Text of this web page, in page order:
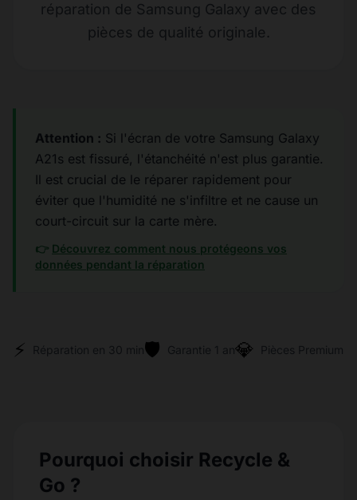
réparation de Samsung Galaxy avec des
pièces de qualité originale.
Attention : Si l'écran de votre Samsung Galaxy
A21s est fissuré, l'étanchéité n'est plus garantie.
Il est crucial de le réparer rapidement pour
éviter que l'humidité ne s'infiltre et ne cause un
court-circuit sur la carte mère.
👉 Découvrez comment nous protégeons vos
données pendant la réparation
⚡ Réparation en 30 min🛡️ Garantie 1 an💎 Pièces Premium
Pourquoi choisir Recycle &
Go ?